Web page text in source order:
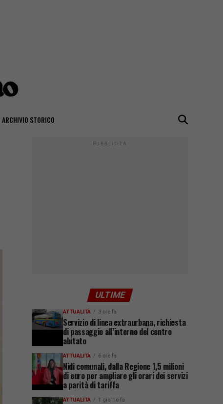
ARCHIVIO STORICO
PUBBLICITÀ
ULTIME
ATTUALITÀ 3 ore fa
Servizio di linea extraurbana, richiesta
di passaggio all’interno del centro
abitato
ATTUALITÀ 6 ore fa
Nidi comunali, dalla Regione 1,5 milioni
di euro per ampliare gli orari dei servizi
a parità di tariffa
ATTUALITÀ 1 giorno fa